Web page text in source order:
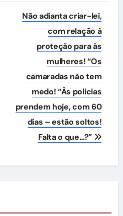
Não adianta criar-lei,
com relação à
proteção para às
mulheres! “Os
camaradas não tem
medo! “Às policias
prendem hoje, com 60
dias – estão soltos!
Falta o que…?”